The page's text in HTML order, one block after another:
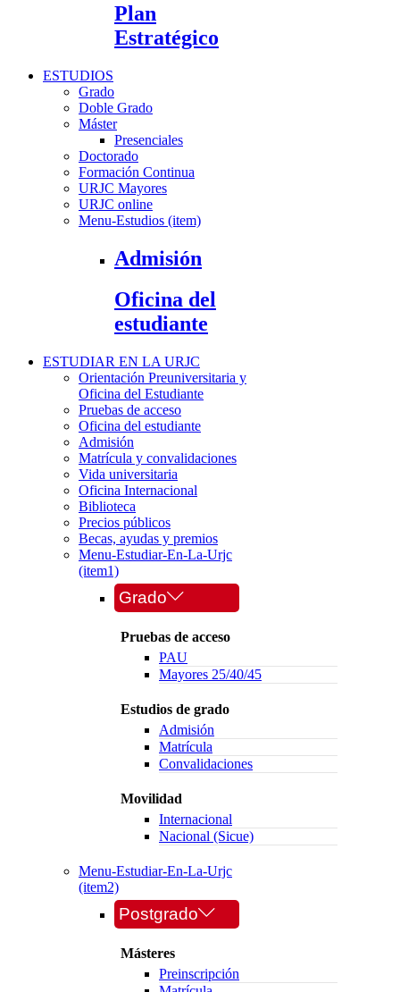
Plan
Estratégico
ESTUDIOS
Grado
Doble Grado
Máster
Presenciales
Doctorado
Formación Continua
URJC Mayores
URJC online
Menu-Estudios (item)
Admisión
Oficina del
estudiante
ESTUDIAR EN LA URJC
Orientación Preuniversitaria y
Oficina del Estudiante
Pruebas de acceso
Oficina del estudiante
Admisión
Matrícula y convalidaciones
Vida universitaria
Oficina Internacional
Biblioteca
Precios públicos
Becas, ayudas y premios
Menu-Estudiar-En-La-Urjc
(item1)
Grado
Pruebas de acceso
PAU
Mayores 25/40/45
Estudios de grado
Admisión
Matrícula
Convalidaciones
Movilidad
Internacional
Nacional (Sicue)
Menu-Estudiar-En-La-Urjc
(item2)
Postgrado
Másteres
Preinscripción